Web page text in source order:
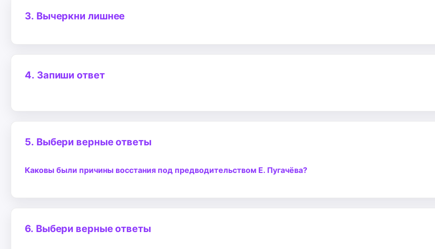
3. Вычеркни лишнее
4. Запиши ответ
5. Выбери верные ответы
Каковы были причины восстания под предводительством Е. Пугачёва?
6. Выбери верные ответы